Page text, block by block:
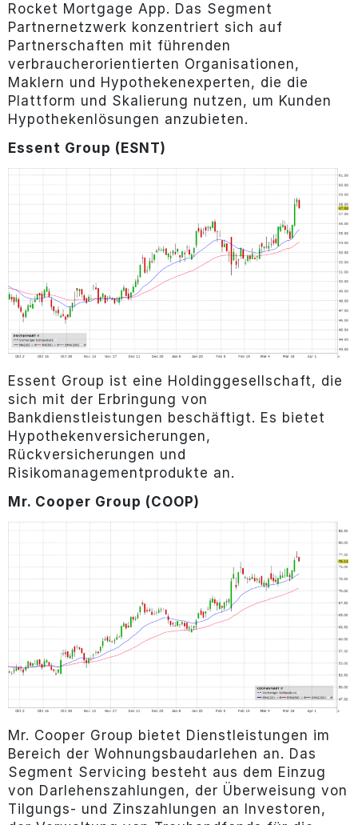
Rocket Mortgage App. Das Segment
Partnernetzwerk konzentriert sich auf
Partnerschaften mit führenden
verbraucherorientierten Organisationen,
Maklern und Hypothekenexperten, die die
Plattform und Skalierung nutzen, um Kunden
Hypothekenlösungen anzubieten.
Essent Group (ESNT)
Essent Group ist eine Holdinggesellschaft, die
sich mit der Erbringung von
Bankdienstleistungen beschäftigt. Es bietet
Hypothekenversicherungen,
Rückversicherungen und
Risikomanagementprodukte an.
Mr. Cooper Group (COOP)
Mr. Cooper Group bietet Dienstleistungen im
Bereich der Wohnungsbaudarlehen an. Das
Segment Servicing besteht aus dem Einzug
von Darlehenszahlungen, der Überweisung von
Tilgungs- und Zinszahlungen an Investoren,